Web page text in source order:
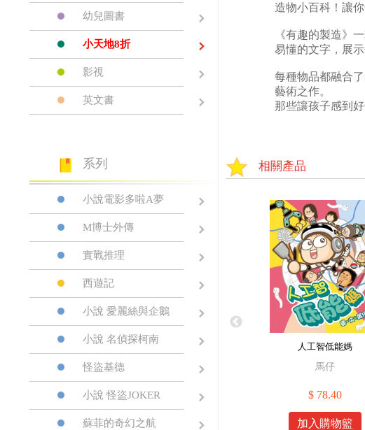
幼兒圖書
小天地8折
影視
英文書
系列
小說電影多啦A夢
M博士外傳
實戰推理
西遊記
小說 愛麗絲與企鵝
小說 名偵探柯南
怪盜基德
小說 怪盜JOKER
蘇菲的奇幻之航
造物小百科！讓
《有趣的製造》
易懂的文字，展
每種物品都融合
藝術之作。
那些讓孩子感到
相關產品
人工智低能媽
馬仔
$ 78.40
加入購物籃